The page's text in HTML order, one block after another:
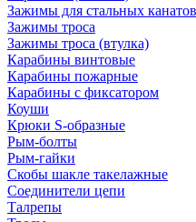
Зажимы для стальных
Зажимы троса
Зажимы троса (втулка)
Карабины винтовые
Карабины пожарные
Карабины с фиксатором
Коуши
Крюки S-образные
Рым-болты
Рым-гайки
Скобы шакле такелажные
Соединители цепи
Талрепы